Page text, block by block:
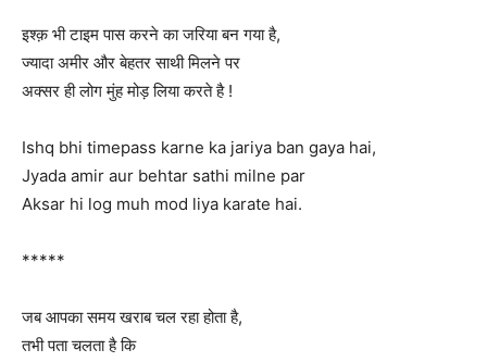
इश्क़ भी टाइम पास करने का जरिया बन गया है,
ज्यादा अमीर और बेहतर साथी मिलने पर
अक्सर ही लोग मुंह मोड़ लिया करते है !
Ishq bhi timepass karne ka jariya ban gaya hai,
Jyada amir aur behtar sathi milne par
Aksar hi log muh mod liya karate hai.
*****
जब आपका समय खराब चल रहा होता है,
तभी पता चलता है कि